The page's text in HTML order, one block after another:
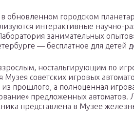
в обновленном городском
интерактивные научно-
занимательных
— бесплатное для детей
ностальгирующим по
Музея советских игровых
прошлого, а полноценная
предложенных
представлена в Музее